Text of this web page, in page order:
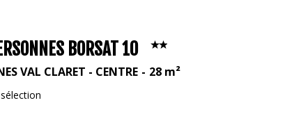
BORSAT 10
VAL CLARET - CENTRE 28 m²